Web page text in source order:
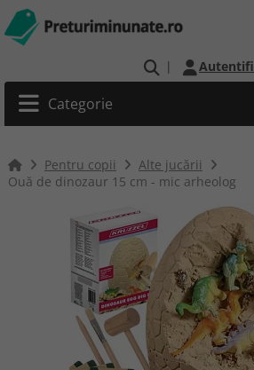
|
Categorie
Pentru copii
Alte jucării
Ouă de dinozaur 15 cm - mic arheolog